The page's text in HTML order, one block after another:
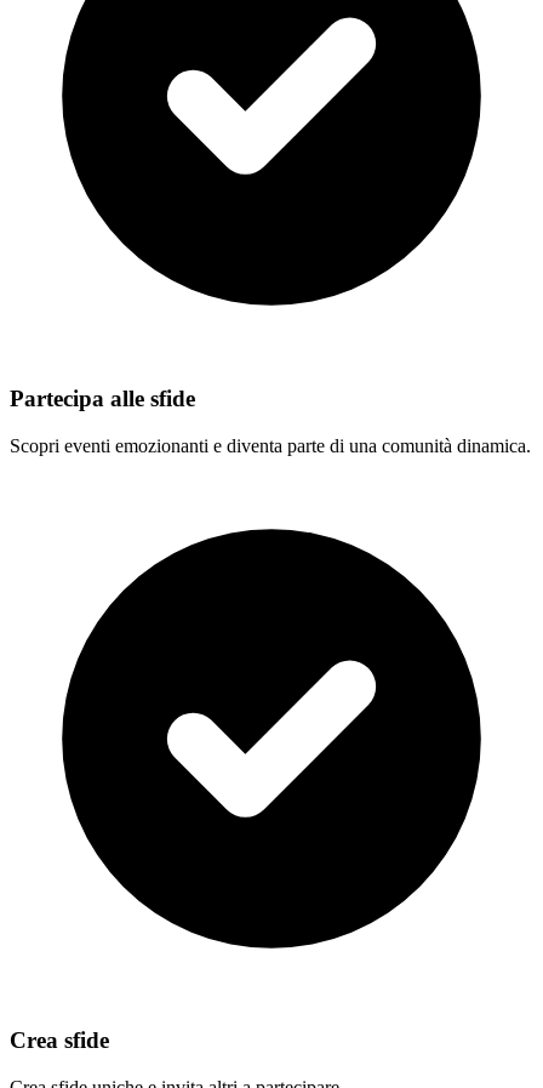
Partecipa alle sfide
Scopri eventi emozionanti e diventa parte di una comunità dinamica.
Crea sfide